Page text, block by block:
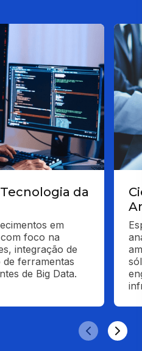
da
em
foco na
integração de
de ferramentas
de Big Data.